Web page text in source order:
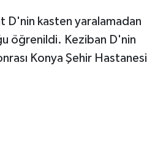
D'nin kasten yaralamadan
öğrenildi. Keziban D'nin
Konya Şehir Hastanesi